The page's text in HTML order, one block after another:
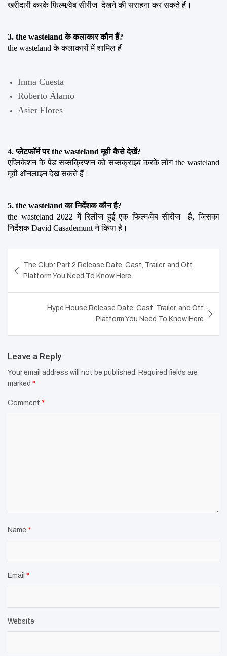
खरीदारी करके फिल्म/वेब सीरीज  देखने की सराहना कर सकते हैं।
3. the wasteland के कलाकार कौन हैं?
the wasteland के कलाकारों में शामिल हैं
Inma Cuesta
Roberto Álamo
Asier Flores
4. प्लेटफॉर्म पर the wasteland मूवी कैसे देखें?
एप्लिकेशन के पेड सब्सक्रिप्शन को सब्सक्राइब करके लोग the wasteland
मूवी ऑनलाइन देख सकते हैं।
5. the wasteland का निर्देशक कौन है?
the wasteland 2022 में रिलीज हुई एक फिल्म/वेब सीरीज  है, जिसका
निर्देशक David Casademunt ने किया है।
navigation
The Club: Part 2 Release Date, Cast, Trailer, and Ott
Platform You Need To Know Here
Hype House Release Date, Cast, Trailer, and Ott
Platform You Need To Know Here
Leave a Reply
Your email address will not be published. Required fields are
marked *
Comment *
Name *
Email *
Website